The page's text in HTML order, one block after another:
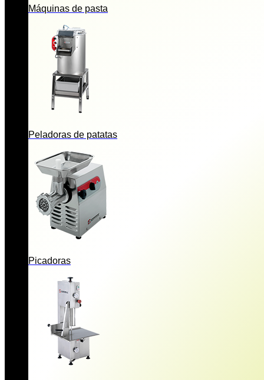
Máquinas de pasta
Peladoras de patatas
Picadoras